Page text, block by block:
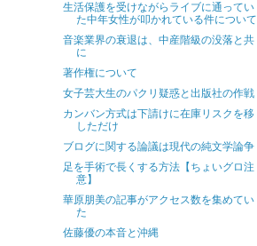
生活保護を受けながらライブに通ってい
た中年女性が叩かれている件について
音楽業界の衰退は、中産階級の没落と共
に
著作権について
女子芸大生のパクリ疑惑と出版社の作戦
カンバン方式は下請けに在庫リスクを移
しただけ
ブログに関する論議は現代の純文学論争
足を手術で長くする方法【ちょいグロ注
意】
華原朋美の記事がアクセス数を集めてい
た
佐藤優の本音と沖縄